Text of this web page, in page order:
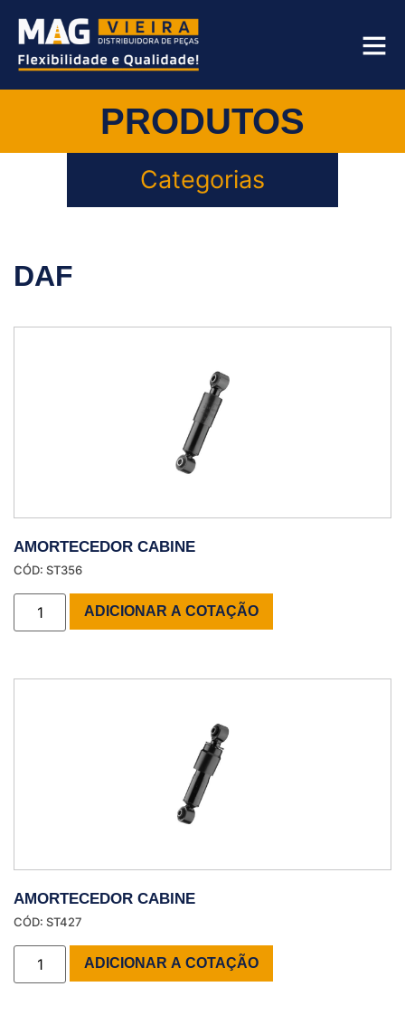
PRODUTOS
Categorias
DAF
AMORTECEDOR CABINE
CÓD: ST356
ADICIONAR A COTAÇÃO
AMORTECEDOR CABINE
CÓD: ST427
ADICIONAR A COTAÇÃO